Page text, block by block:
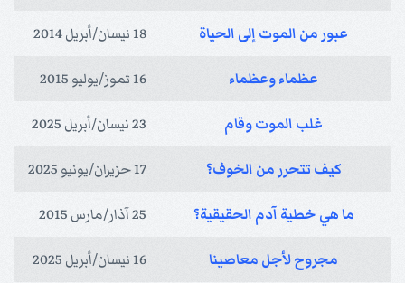
عبور من الموت إلى الحياة 18 نيسان/أبريل 2014
عظماء وعظماء 16 تموز/يوليو 2015
غلب الموت وقام 23 نيسان/أبريل 2025
كيف تتحرر من الخوف؟ 17 حزيران/يونيو 2025
ما هي خطية آدم الحقيقية؟ 25 آذار/مارس 2015
مجروح لأجل معاصينا 16 نيسان/أبريل 2025